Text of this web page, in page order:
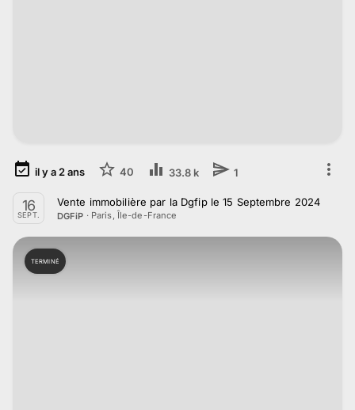
il y a 2ans 40 33.8 k 1
16
SEPT.
Vente immobilière par la Dgfip le 15 Septembre 2024
DGFiP · Paris, Île-de-France
TERMINÉ